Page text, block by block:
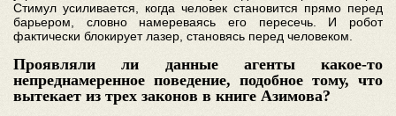
Стимул усиливается, когда человек становится прямо перед
барьером, словно намереваясь его пересечь. И робот
фактически блокирует лазер, становясь перед человеком.
Проявляли ли данные агенты какое-то
непреднамеренное поведение, подобное тому, что
вытекает из трех законов в книге Азимова?